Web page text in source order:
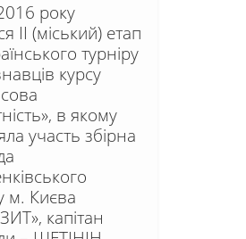
року
ІІ (міський) етап
турніру
курсу
в якому
участь збірна
м. Києва
капітан